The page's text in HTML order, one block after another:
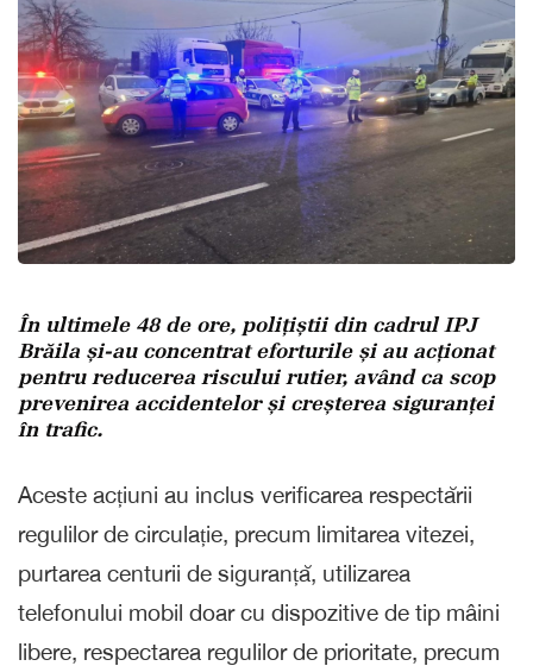
În ultimele 48 de ore, polițiștii din cadrul IPJ
Brăila și-au concentrat eforturile și au acționat
pentru reducerea riscului rutier, având ca scop
prevenirea accidentelor și creșterea siguranței
în trafic.
Aceste acțiuni au inclus verificarea respectării
regulilor de circulație, precum limitarea vitezei,
purtarea centurii de siguranță, utilizarea
telefonului mobil doar cu dispozitive de tip mâini
libere, respectarea regulilor de prioritate, precum